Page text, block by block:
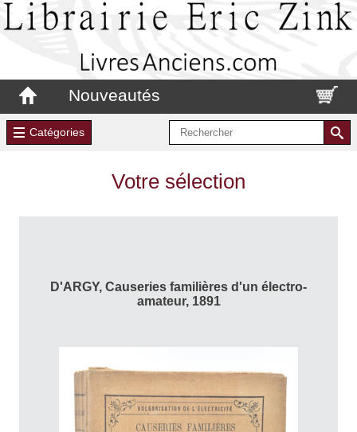
Nouveautés
Catégories
Votre sélection
D'ARGY, Causeries familières d'un électro-
amateur, 1891